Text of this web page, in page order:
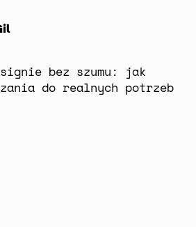
bez szumu: jak
do realnych potrzeb